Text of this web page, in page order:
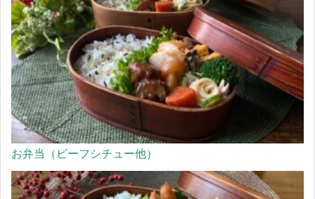
お弁当（ビーフシチュー他）